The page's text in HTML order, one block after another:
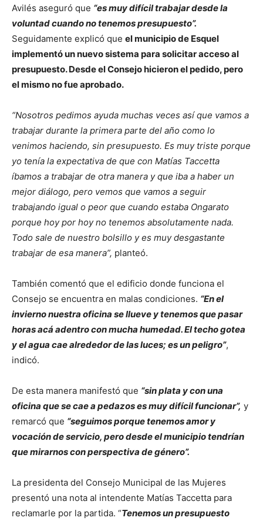
Avilés aseguró que “es muy difícil trabajar desde la
voluntad cuando no tenemos presupuesto”.
Seguidamente explicó que el municipio de Esquel
implementó un nuevo sistema para solicitar acceso al
presupuesto. Desde el Consejo hicieron el pedido, pero
el mismo no fue aprobado.
“Nosotros pedimos ayuda muchas veces así que vamos a
trabajar durante la primera parte del año como lo
venimos haciendo, sin presupuesto. Es muy triste porque
yo tenía la expectativa de que con Matías Taccetta
íbamos a trabajar de otra manera y que iba a haber un
mejor diálogo, pero vemos que vamos a seguir
trabajando igual o peor que cuando estaba Ongarato
porque hoy por hoy no tenemos absolutamente nada.
Todo sale de nuestro bolsillo y es muy desgastante
trabajar de esa manera”, planteó.
También comentó que el edificio donde funciona el
Consejo se encuentra en malas condiciones. “En el
invierno nuestra oficina se llueve y tenemos que pasar
horas acá adentro con mucha humedad. El techo gotea
y el agua cae alrededor de las luces; es un peligro”,
indicó.
De esta manera manifestó que “sin plata y con una
oficina que se cae a pedazos es muy difícil funcionar”, y
remarcó que “seguimos porque tenemos amor y
vocación de servicio, pero desde el municipio tendrían
que mirarnos con perspectiva de género”.
La presidenta del Consejo Municipal de las Mujeres
presentó una nota al intendente Matías Taccetta para
reclamarle por la partida. “Tenemos un presupuesto